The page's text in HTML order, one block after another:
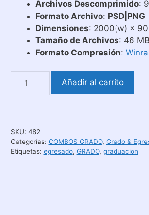
Archivos Descomprimido:
Formato Archivo: PSD|PNG
Dimensiones: 2000(w) ×
Tamaño de Archivos: 46 MB
Formato Compresión:
Marcos
Grado
Recuerdo
de
Añadir al carrito
SKU: 482
Categorías: COMBOS GRADO, Grado &
Etiquetas: egresado, GRADO, graduacion